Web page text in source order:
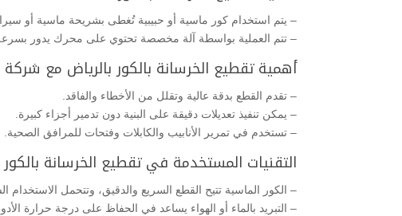
– يتم استخدام كور ماسية أو حبيبية تُغطى بشريحة ماسية أو
– تتم العملية بواسطة آلة مخصصة تحتوي على محرك يدور بسرعة
أهمية تقطيع الخرسانة بالكور بالرياض مع شركة
– تقدم القطع بدقة عالية وتقلل من الأخطاء والفاقد.
– يمكن تنفيذ تعديلات دقيقة على البنية دون تدمير أجزاء كبيرة.
– تستخدم في تمرير الأنابيب والكابلات وفتحات للمرافق الصحية.
التقنيات المستخدمة في تقطيع الخرسانة بالكور
– الكور الماسية تتيح القطع السريع والدقيق، وتتحمل الاستخدام
– التبريد بالماء أو الهواء يساعد في الحفاظ على درجة حرارة